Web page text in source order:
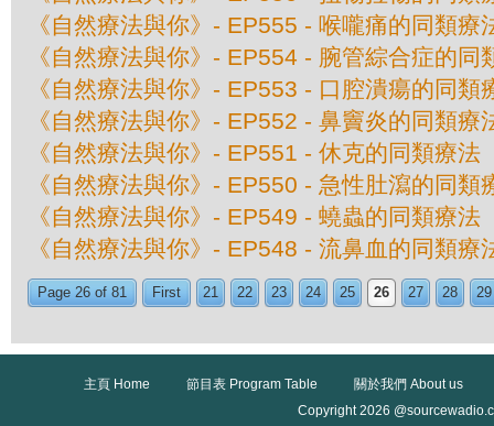
《自然療法與你》- EP555 - 喉嚨痛的同類療
《自然療法與你》- EP554 - 腕管綜合症的同
《自然療法與你》- EP553 - 口腔潰瘍的同類
《自然療法與你》- EP552 - 鼻竇炎的同類療
《自然療法與你》- EP551 - 休克的同類療法
《自然療法與你》- EP550 - 急性肚瀉的同類
《自然療法與你》- EP549 - 蟯蟲的同類療法
《自然療法與你》- EP548 - 流鼻血的同類療
Page 26 of 81 First 21 22 23 24 25 26 27 28 29
主頁 Home 節目表 Program Table
關於我們 About us
Copyright 2026